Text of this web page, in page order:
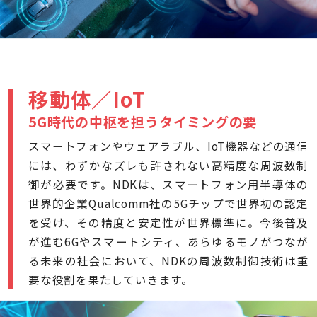
移動体／IoT
5G時代の中枢を担うタイミングの要
スマートフォンやウェアラブル、IoT機器などの通信
には、わずかなズレも許されない高精度な周波数制
御が必要です。NDKは、スマートフォン用半導体の
世界的企業Qualcomm社の5Gチップで世界初の認定
を受け、その精度と安定性が世界標準に。今後普及
が進む6Gやスマートシティ、あらゆるモノがつなが
る未来の社会において、NDKの周波数制御技術は重
要な役割を果たしていきます。